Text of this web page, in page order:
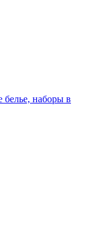
белье, наборы в